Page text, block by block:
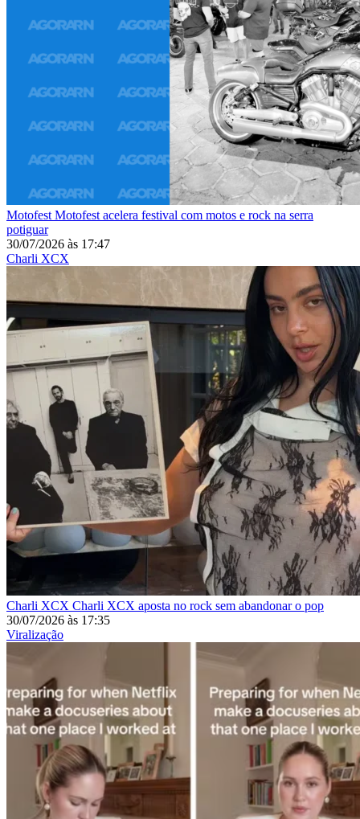
Motofest Motofest acelera festival com motos e rock na serra
potiguar
30/07/2026 às 17:47
Charli XCX
Charli XCX Charli XCX aposta no rock sem abandonar o pop
30/07/2026 às 17:35
Viralização